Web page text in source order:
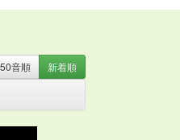
50音順 新着順
り・お絵か